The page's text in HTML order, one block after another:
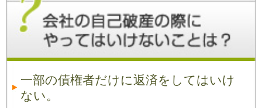
一部の債権者だけに返済をしてはいけ
ない。